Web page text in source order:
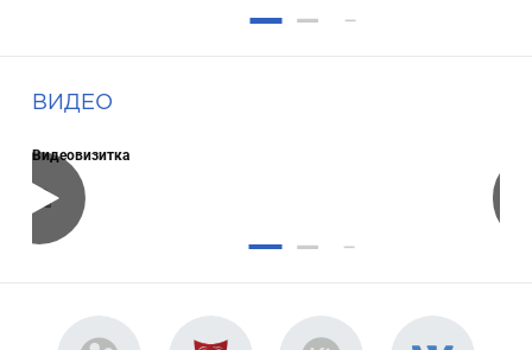
ВИДЕО
Видеовизитка